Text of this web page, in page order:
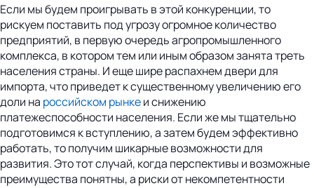
Если мы будем проигрывать в этой конкуренции, то
рискуем поставить под угрозу огромное количество
предприятий, в первую очередь агропромышленного
комплекса, в котором тем или иным образом занята треть
населения страны. И еще шире распахнем двери для
импорта, что приведет к существенному увеличению его
доли на российском рынкеи снижению
платежеспособности населения. Если же мы тщательно
подготовимся к вступлению, а затем будем эффективно
работать, то получим шикарные возможности для
развития. Это тот случай, когда перспективы и возможные
преимущества понятны, а риски от некомпетентности